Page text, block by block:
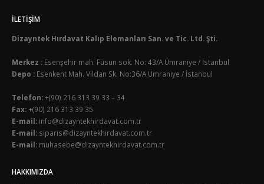
İLETIŞIM
Dizayntek Hırdavat Kalıp Elemanları San. ve Tic. Ltd. Şti.
Merkez : Esenşehir mah. Füsun sok. No: 43/A Ümraniye / İstanbul
Depo : Esenkent Mah. Vildan Sk. No:36/A Ümraniye / İstanbul
Telefon:+(90) 216 313 39 33 – 34
Fax:+(90) 216 313 39 35
E-mail: info@dizayntekhirdavat.com.tr
E-mail: siparis@dizayntekhirdavat.com.tr
E-mail: muhasebe@dizayntekhirdavat.com.tr
HAKKIMIZDA